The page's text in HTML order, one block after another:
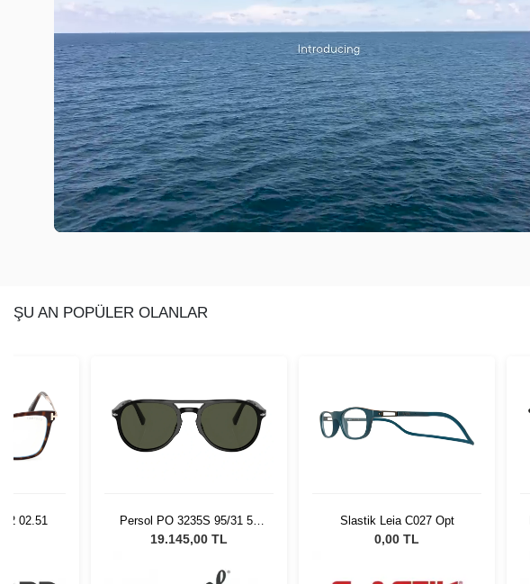
ŞU AN POPÜLER OLANLAR
02.51
Persol PO 3235S 95/31 55
Unisex Güneş Gözlüğü
19.145,00 TL
Slastik Leia C027 Opt
0,00 TL